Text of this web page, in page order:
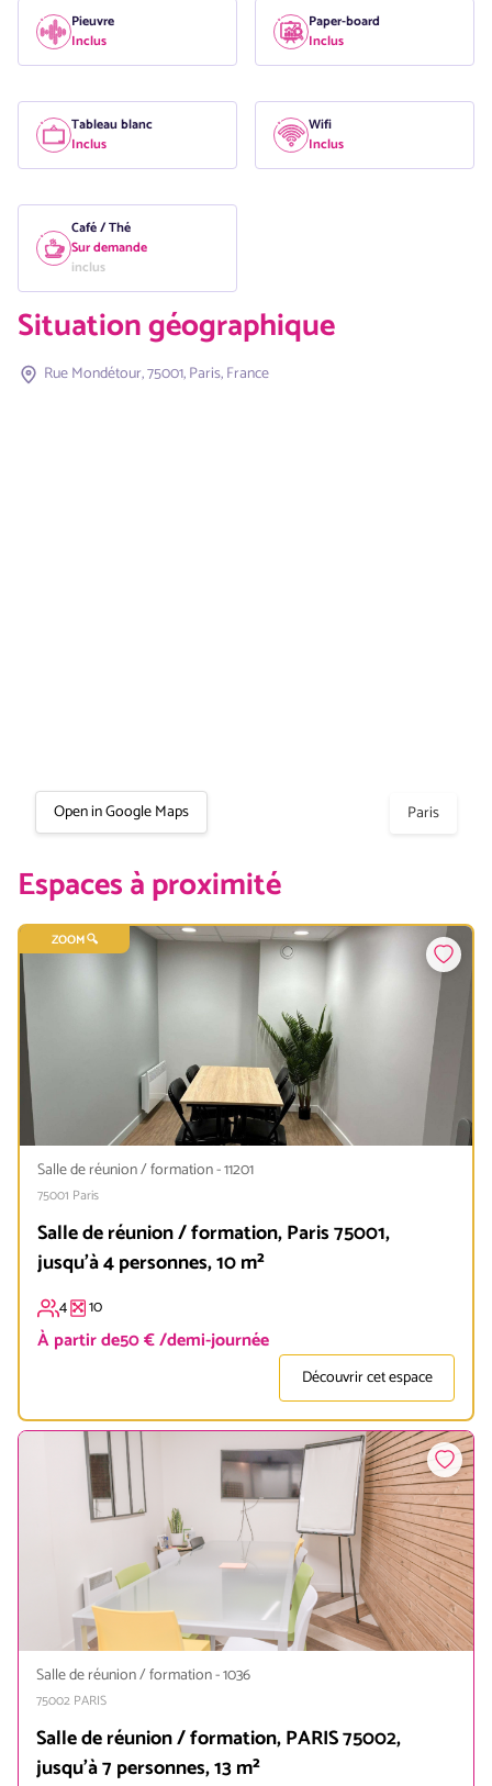
Pieuvre
Inclus
Paper-board
Inclus
Tableau blanc
Inclus
Wifi
Inclus
Café / Thé
Sur demande
inclus
Situation géographique
Rue Mondétour, 75001, Paris, France
Open in Google Maps Paris
Espaces à proximité
ZOOM 🔍
Salle de réunion / formation-11201
75001 Paris
Salle de réunion / formation, Paris 75001,
jusqu'à 4 personnes, 10 m²
4 10
À partir de50 € /demi-journée
Découvrir cet espace
Salle de réunion / formation-1036
75002 PARIS
Salle de réunion / formation, PARIS 75002,
jusqu'à 7 personnes, 13 m²